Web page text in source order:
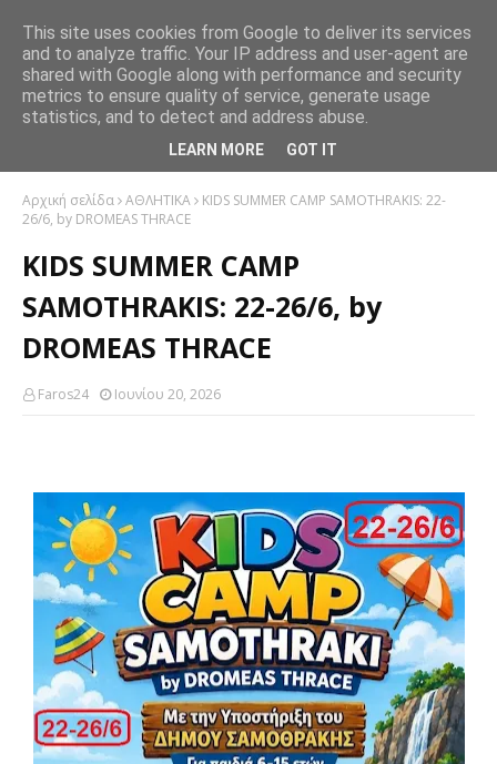
Αρχική σελίδα ΑΘΛΗΤΙΚΑ
KIDS SUMMER CAMP SAMOTHRAKIS: 22-
26/6, by DROMEAS THRACE
KIDS SUMMER CAMP
SAMOTHRAKIS: 22-26/6, by
DROMEAS THRACE
Faros24 Ιουνίου 20, 2026
This site uses cookies from Google to deliver its services
and to analyze traffic. Your IP address and user-agent are
shared with Google along with performance and security
metrics to ensure quality of service, generate usage
statistics, and to detect and address abuse.
LEARN MORE GOT IT